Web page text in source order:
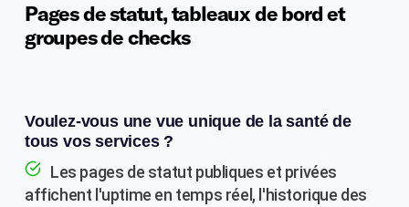
Pages de statut, tableaux de bord et
groupes de checks
Voulez-vous une vue unique de la santé de
tous vos services ?
Les pages de statut publiques et privées
affichent l'uptime en temps réel, l'historique des